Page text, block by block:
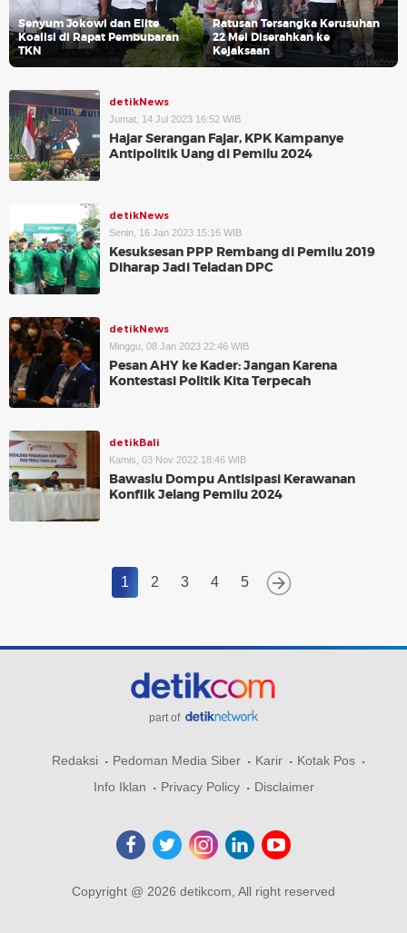
Senyum Jokowi dan Elite
Koalisi di Rapat Pembubaran
TKN
Ratusan Tersangka Kerusuhan
22 Mei Diserahkan ke
Kejaksaan
detikNews
Jumat, 14 Jul 2023 16:52 WIB
Hajar Serangan Fajar, KPK Kampanye
Antipolitik Uang di Pemilu 2024
detikNews
Senin, 16 Jan 2023 15:16 WIB
Kesuksesan PPP Rembang di Pemilu 2019
Diharap Jadi Teladan DPC
detikNews
Minggu, 08 Jan 2023 22:46 WIB
Pesan AHY ke Kader: Jangan Karena
Kontestasi Politik Kita Terpecah
detikBali
Kamis, 03 Nov 2022 18:46 WIB
Bawaslu Dompu Antisipasi Kerawanan
Konflik Jelang Pemilu 2024
1 2 3 4 5
part of
Redaksi Pedoman Media Siber Karir
Kotak Pos
Info Iklan
Privacy Policy Disclaimer
Copyright @ 2026 detikcom, All right reserved